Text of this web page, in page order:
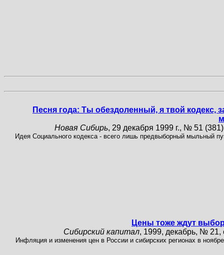
Песня года: Ты обездоленный, я твой кодекс,
Новая Сибирь, 29 декабря 1999 г., № 51
Идея Социального кодекса - всего лишь предвыборный мыльный
Цены тоже ждут
Сибирский капитал, 1999, декабрь, № 21,
Инфляция и изменения цен в России и сибирских регионах в